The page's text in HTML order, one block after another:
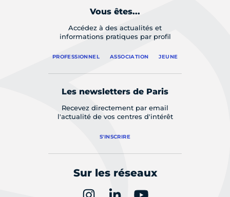
Vous êtes...
Accédez à des actualités et
informations pratiques par profil
PROFESSIONNEL ASSOCIATION JEUNE
Les newsletters de Paris
Recevez directement par email
l'actualité de vos centres d'intérêt
S'INSCRIRE
Sur les réseaux